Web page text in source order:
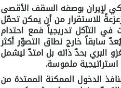
لإيران بوصفه السقف الأقصى
للاستقرار من أن يمكن تحمّل
التآكل تدريجياً فمع احتدام
سابقاً خارج نطاق التصوّر أكثر
البري بحدّ ذاته بل امتدّ ليشمل
ملموسة.
الدخول الممكنة الممتدة من